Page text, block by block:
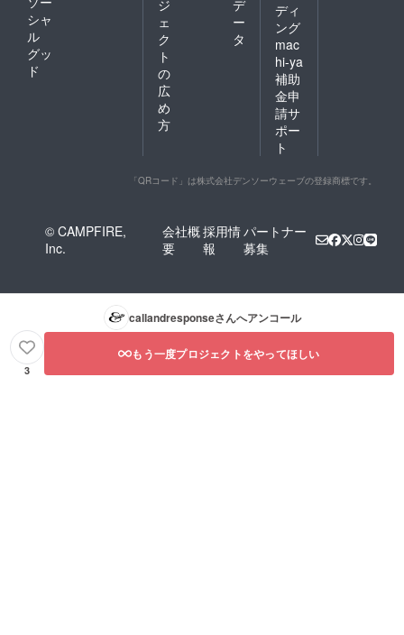
シャ
ル
グッ
ド
ジ
ェ
ク
ト
の
広
め
方
デ
ー
タ
ディ
ング
mac
hi-ya
補助
金申
請サ
ポー
ト
「QRコード」は株式会社デンソーウェーブの登録商標です。
© CAMPFIRE,
Inc.
会社概
要
採用情
報
パートナー
募集
callandresponseさんへアンコール
3
もう一度プロジェクトをやってほしい